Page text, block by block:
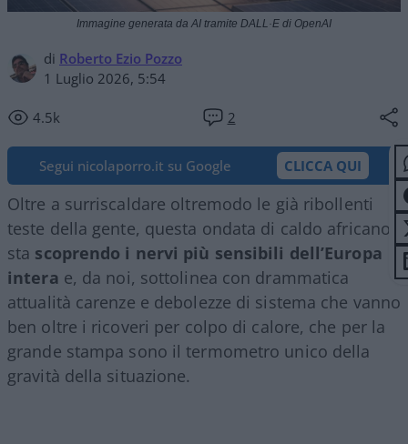
di Roberto Ezio Pozzo
1 Luglio 2026, 5:54
4.5k 2
Immagine generata da AI tramite DALL·E di OpenAI
Segui nicolaporro.it su Google CLICCA QUI
Oltre a surriscaldare oltremodo le già ribollenti
teste della gente, questa ondata di caldo africano
sta scoprendo i nervi più sensibili dell’Europa
intera e, da noi, sottolinea con drammatica
attualità carenze e debolezze di sistema che vanno
ben oltre i ricoveri per colpo di calore, che per la
grande stampa sono il termometro unico della
gravità della situazione.